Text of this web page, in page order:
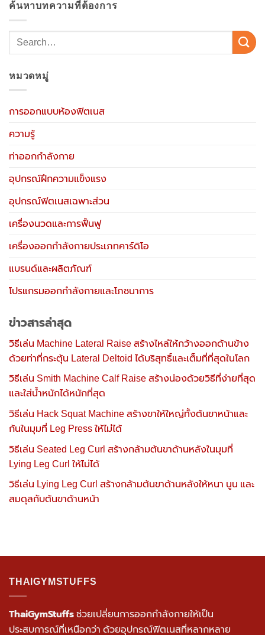
ค้นหาบทความที่ต้องการ
หมวดหมู่
การออกแบบห้องฟิตเนส
ความรู้
ท่าออกกำลังกาย
อุปกรณ์ฝึกความแข็งแรง
อุปกรณ์ฟิตเนสเฉพาะส่วน
เครื่องนวดและการฟื้นฟู
เครื่องออกกำลังกายประเภทคาร์ดิโอ
แบรนด์และผลิตภัณฑ์
โปรแกรมออกกำลังกายและโภชนาการ
ข่าวสารล่าสุด
วิธีเล่น Machine Lateral Raise สร้างไหล่ให้กว้างออกด้านข้าง
ด้วยท่าที่กระตุ้น Lateral Deltoid ได้บริสุทธิ์และเต็มที่ที่สุดในโลก
วิธีเล่น Smith Machine Calf Raise สร้างน่องด้วยวิธีที่ง่ายที่สุด
และใส่น้ำหนักได้หนักที่สุด
วิธีเล่น Hack Squat Machine สร้างขาให้ใหญ่ทั้งต้นขาหน้าและ
ก้นในมุมที่ Leg Press ให้ไม่ได้
วิธีเล่น Seated Leg Curl สร้างกล้ามต้นขาด้านหลังในมุมที่
Lying Leg Curl ให้ไม่ได้
วิธีเล่น Lying Leg Curl สร้างกล้ามต้นขาด้านหลังให้หนา นูน และ
สมดุลกับต้นขาด้านหน้า
THAIGYMSTUFFS
ThaiGymStuffs ช่วยเปลี่ยนการออกกำลังกายให้เป็น
ประสบการณ์ที่เหนือกว่า ด้วยอุปกรณ์ฟิตเนสที่หลากหลาย